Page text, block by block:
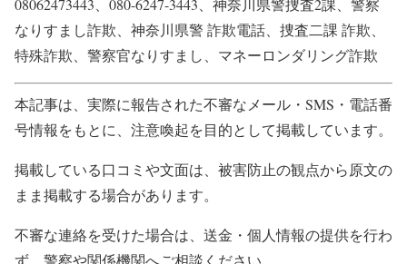
08062473443、080-6247-3443、神奈川県警捜査2課、警察
なりすまし詐欺、神奈川県警 詐欺電話、捜査二課 詐欺、
特殊詐欺、警察官なりすまし、マネーロンダリング詐欺
本記事は、実際に報告された不審なメール・SMS・電話番
号情報をもとに、注意喚起を目的として掲載しています。
掲載している口コミや文面は、被害防止の観点から原文の
まま掲載する場合があります。
不審な連絡を受けた場合は、送金・個人情報の提供を行わ